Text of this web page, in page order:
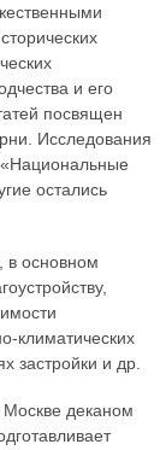
и его
посвящен
Исследования
остались
в основном
климатических
застройки и др.
деканом